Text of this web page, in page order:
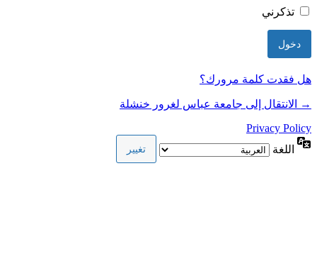
تذكرني
هل فقدت كلمة مرورك؟
→ الانتقال إلى جامعة عباس لغرور خنشلة
Privacy Policy
اللغة